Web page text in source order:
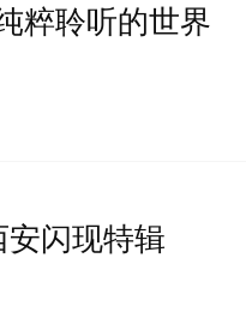
粹聆听的世界
闪现特辑